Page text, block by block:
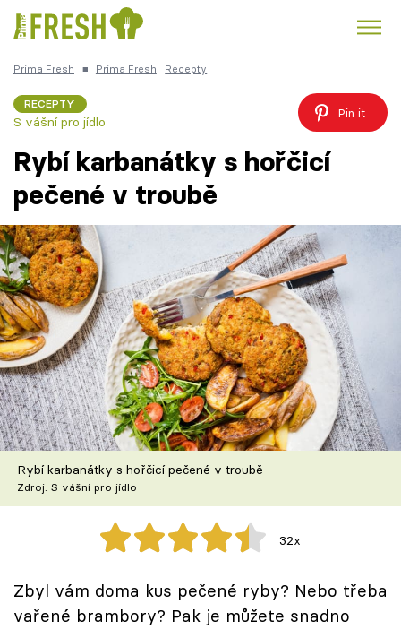
Česká kuchyně
Témata
Recepty
Články
TV Program
Škola vaření
Recepty z TV
Speciál: Cuketa
Těhotnej kuchař
Sledujte prima+
Prima Fresh ■ Prima Fresh Recepty
RECEPTY
S vášní pro jídlo
Pin it
Rybí karbanátky s hořčicí
pečené v troubě
Rybí karbanátky s hořčicí pečené v troubě
Zdroj: S vášní pro jídlo
32x
Zbyl vám doma kus pečené ryby? Nebo třeba
vařené brambory? Pak je můžete snadno